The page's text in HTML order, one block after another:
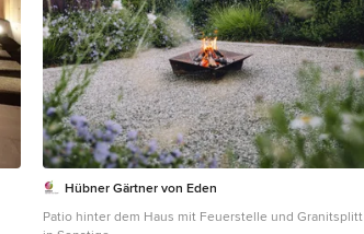
Hübner Gärtner von Eden
Patio hinter dem Haus mit Feuerstelle und Granitsplitt